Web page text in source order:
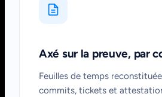
Axé sur la preuve, par
Feuilles de temps
commits, tickets et